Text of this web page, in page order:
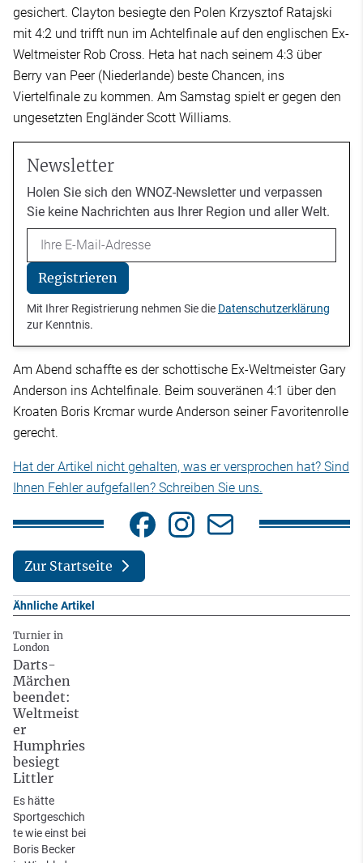
gesichert. Clayton besiegte den Polen Krzysztof Ratajski
mit 4:2 und trifft nun im Achtelfinale auf den englischen Ex-
Weltmeister Rob Cross. Heta hat nach seinem 4:3 über
Berry van Peer (Niederlande) beste Chancen, ins
Viertelfinale zu kommen. Am Samstag spielt er gegen den
ungesetzten Engländer Scott Williams.
Newsletter
Holen Sie sich den WNOZ-Newsletter und verpassen
Sie keine Nachrichten aus Ihrer Region und aller Welt.
Email
Registrieren
Mit Ihrer Registrierung nehmen Sie die Datenschutzerklärung
zur Kenntnis.
Am Abend schaffte es der schottische Ex-Weltmeister Gary
Anderson ins Achtelfinale. Beim souveränen 4:1 über den
Kroaten Boris Krcmar wurde Anderson seiner Favoritenrolle
gerecht.
Hat der Artikel nicht gehalten, was er versprochen hat? Sind
Ihnen Fehler aufgefallen? Schreiben Sie uns.
Zur Startseite
Ähnliche Artikel
Turnier in
London
Darts-
Märchen
beendet:
Weltmeist
er
Humphries
besiegt
Littler
Es hätte
Sportgeschich
te wie einst bei
Boris Becker